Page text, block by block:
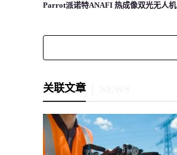
Parrot派诺特ANAFI 热成像双光无人机
关联文章